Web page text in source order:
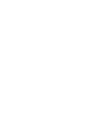
阶段：5月全
稳11元/公斤（
2毛/公斤，但
趋势性上涨要
3、农业农村
化“十五五”规
础、支撑条件
农村基本具备